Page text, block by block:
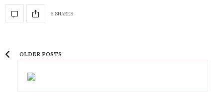
6 SHARES
OLDER POSTS